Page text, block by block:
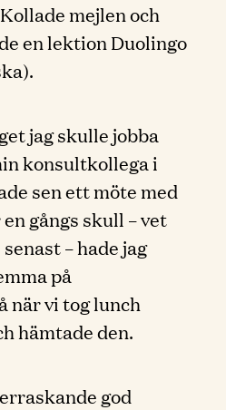
mejlen och
en lektion Duolingo
jag skulle jobba
konsultkollega i
sen ett möte med
gångs skull – vet
– hade jag
på
när vi tog lunch
hämtade den.
god